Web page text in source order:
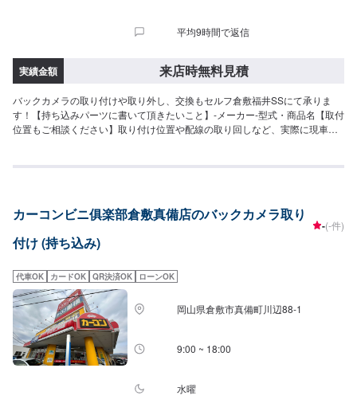
平均9時間で返信
実績金額 来店時無料見積
バックカメラの取り付けや取り外し、交換もセルフ倉敷福井SSにて承りま
す！【持ち込みパーツに書いて頂きたいこと】-メーカー-型式・商品名【取付
位置もご相談ください】取り付け位置や配線の取り回しなど、実際に現車・
付け状況を確認してから見積もりを取らせて頂きます。
カーコンビニ俱楽部倉敷真備店のバックカメラ取り
付け (持ち込み)
-(-件)
代車OK カードOK QR決済OK ローンOK
岡山県倉敷市真備町川辺88-1
9:00 ~ 18:00
水曜